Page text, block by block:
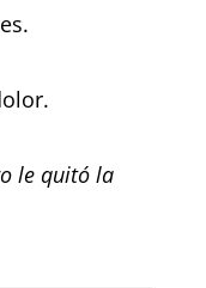
le quitó la